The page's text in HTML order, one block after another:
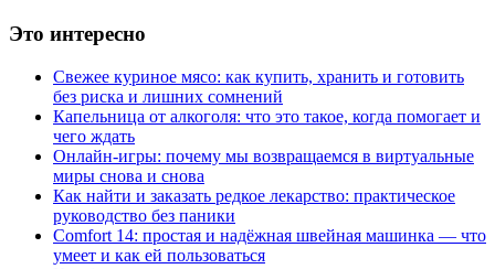
Это интересно
Свежее куриное мясо: как купить, хранить и готовить
без риска и лишних сомнений
Капельница от алкоголя: что это такое, когда помогает и
чего ждать
Онлайн-игры: почему мы возвращаемся в виртуальные
миры снова и снова
Как найти и заказать редкое лекарство: практическое
руководство без паники
Comfort 14: простая и надёжная швейная машинка — что
умеет и как ей пользоваться